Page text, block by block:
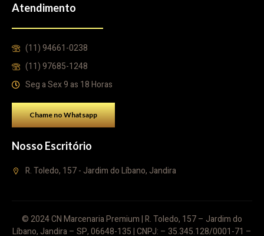
Atendimento
(11) 94661-0238
(11) 97685-1248
Seg a Sex 9 as 18 Horas
Chame no Whatsapp
Nosso Escritório
R. Toledo, 157 - Jardim do Líbano, Jandira
© 2024 CN Marcenaria Premium | R. Toledo, 157 – Jardim do
Líbano, Jandira – SP, 06648-135 | CNPJ: – 35.345.128/0001-71 –